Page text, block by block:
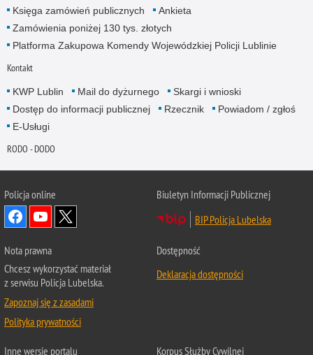
Księga zamówień publicznych
Ankieta
Zamówienia poniżej 130 tys. złotych
Platforma Zakupowa Komendy Wojewódzkiej Policji Lublinie
Kontakt
KWP Lublin Mail do dyżurnego
Skargi i wnioski
Dostęp do informacji publicznej
Rzecznik
Powiadom / zgłoś
E-Usługi
RODO - DODO
Policja online
Biuletyn Informacji Publicznej
BIP Policja Lubelska
Nota prawna
Chcesz wykorzystać materiał
z serwisu Policja Lubelska.
Zapoznaj się z zasadami
Polityka prywatności
Dostępność
Deklaracja dostępności
Inne wersje portalu Korpus Służby Cywilnej